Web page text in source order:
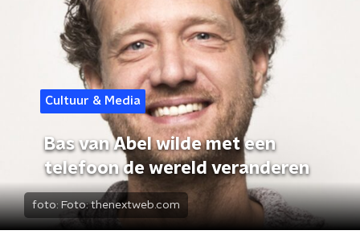
Cultuur & Media
Bas van Abel wilde met een
telefoon de wereld veranderen
foto: Foto: thenextweb.com